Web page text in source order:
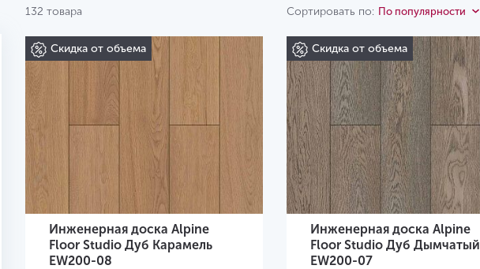
132 товара Сортировать по: По популярности
Скидка от объема
Инженерная доска Alpine
Floor Studio Дуб Карамель
EW200-08
Скидка от объема
Инженерная доска Alpine
Floor Studio Дуб Дымчатый
EW200-07